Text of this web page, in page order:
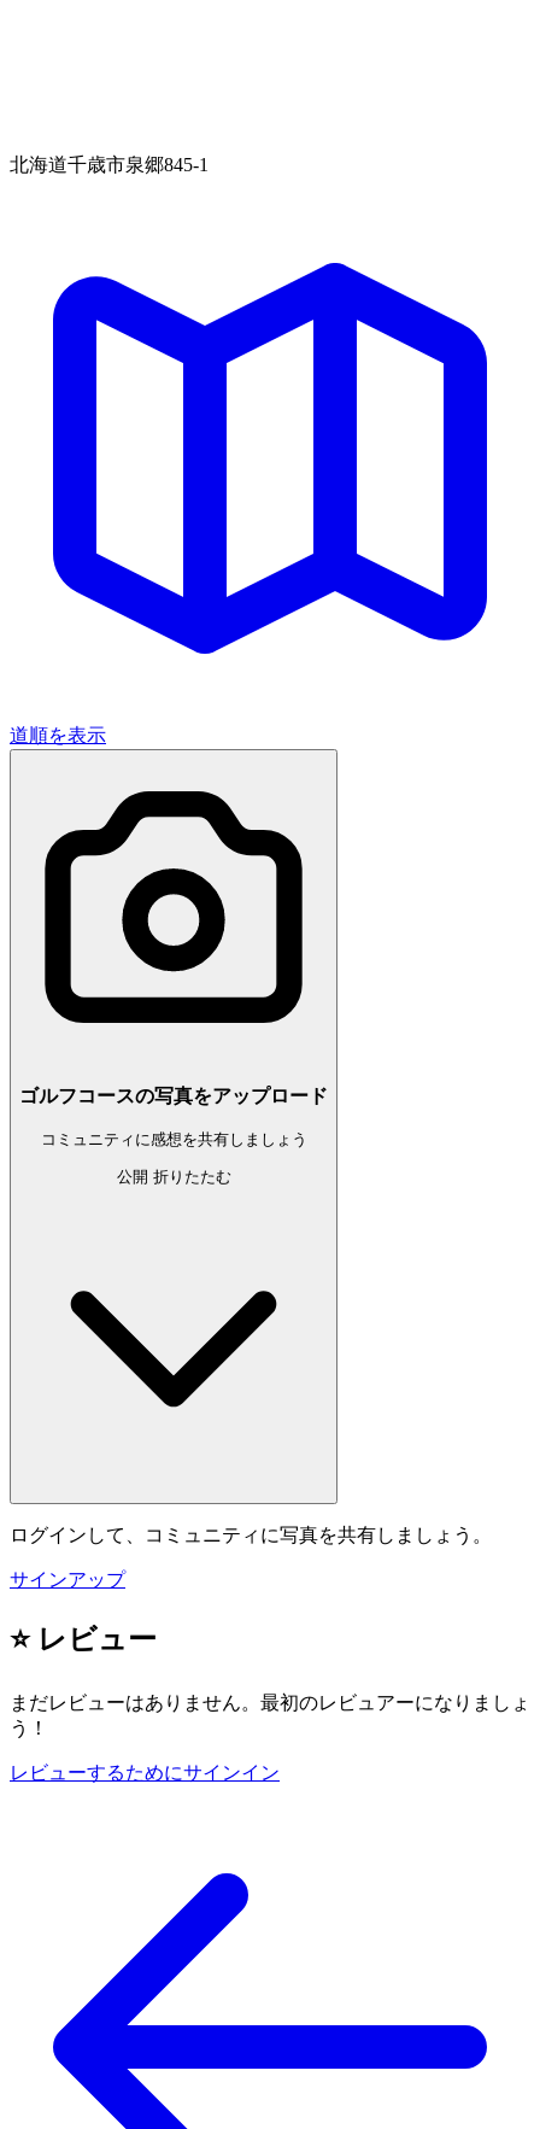
北海道千歳市泉郷845-1
道順を表示
ゴルフコースの写真をアップロード
コミュニティに感想を共有しましょう
公開 折りたたむ
ログインして、コミュニティに写真を共有しましょう。
サインアップ
⭐ レビュー
まだレビューはありません。最初のレビュアーになりましょ
う！
レビューするためにサインイン